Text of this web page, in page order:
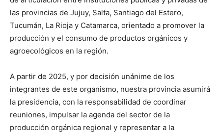
las provincias de Jujuy, Salta, Santiago del Estero,
Tucumán, La Rioja y Catamarca, orientado a promover la
producción y el consumo de productos orgánicos y
agroecológicos en la región.
A partir de 2025, y por decisión unánime de los
integrantes de este organismo, nuestra provincia asumirá
la presidencia, con la responsabilidad de coordinar
reuniones, impulsar la agenda del sector de la
producción orgánica regional y representar a la